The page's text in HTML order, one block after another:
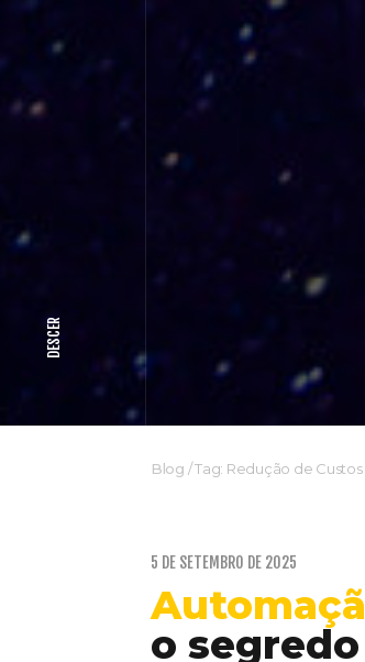
DESCER
Blog /Tag: Redução de Custos
5 DE SETEMBRO DE 2025
o